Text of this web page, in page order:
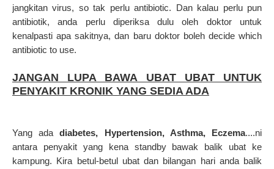
jangkitan virus, so tak perlu antibiotic. Dan kalau perlu pun
antibiotik, anda perlu diperiksa dulu oleh doktor untuk
kenalpasti apa sakitnya, dan baru doktor boleh decide which
antibiotic to use.
JANGAN LUPA BAWA UBAT UBAT UNTUK
PENYAKIT KRONIK YANG SEDIA ADA
Yang adadiabetes, Hypertension, Asthma, Eczema....ni
antara penyakit yang kena standby bawak balik ubat ke
kampung. Kira betul-betul ubat dan bilangan hari anda balik